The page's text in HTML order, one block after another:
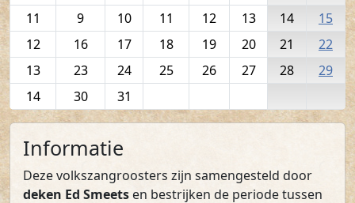
11
9 10 11 12 13 14
15
12
16 17 18 19 20 21
22
13
23 24 25 26 27 28
29
14
30 31
Informatie
Deze volkszangroosters zijn samengesteld door
deken Ed Smeetsen bestrijken de periode tussen